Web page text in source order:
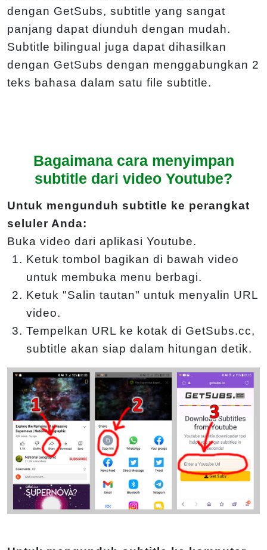
dengan GetSubs, subtitle yang sangat
panjang dapat diunduh dengan mudah.
Subtitle bilingual juga dapat dihasilkan
dengan GetSubs dengan menggabungkan 2
teks bahasa dalam satu file subtitle.
Bagaimana cara menyimpan
subtitle dari video Youtube?
Untuk mengunduh subtitle ke perangkat
seluler Anda:
Buka video dari aplikasi Youtube.
Ketuk tombol bagikan di bawah video
untuk membuka menu berbagi.
Ketuk "Salin tautan" untuk menyalin URL
video.
Tempelkan URL ke kotak di GetSubs.cc,
subtitle akan siap dalam hitungan detik.